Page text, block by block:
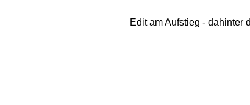
Edit am Aufstieg - dahinter